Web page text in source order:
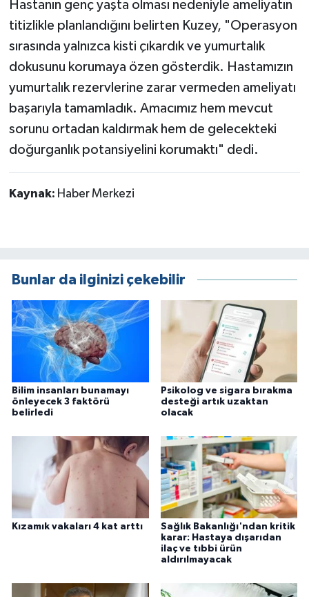
Hastanın genç yaşta olması nedeniyle ameliyatın
titizlikle planlandığını belirten Kuzey, "Operasyon
sırasında yalnızca kisti çıkardık ve yumurtalık
dokusunu korumaya özen gösterdik. Hastamızın
yumurtalık rezervlerine zarar vermeden ameliyatı
başarıyla tamamladık. Amacımız hem mevcut
sorunu ortadan kaldırmak hem de gelecekteki
doğurganlık potansiyelini korumaktı" dedi.
Kaynak: Haber Merkezi
Bunlar da ilginizi çekebilir
Bilim insanları bunamayı
önleyecek 3 faktörü
belirledi
Psikolog ve sigara bırakma
desteği artık uzaktan
olacak
Kızamık vakaları 4 kat arttı
Sağlık Bakanlığı'ndan kritik
karar: Hastaya dışarıdan
ilaç ve tıbbi ürün
aldırılmayacak